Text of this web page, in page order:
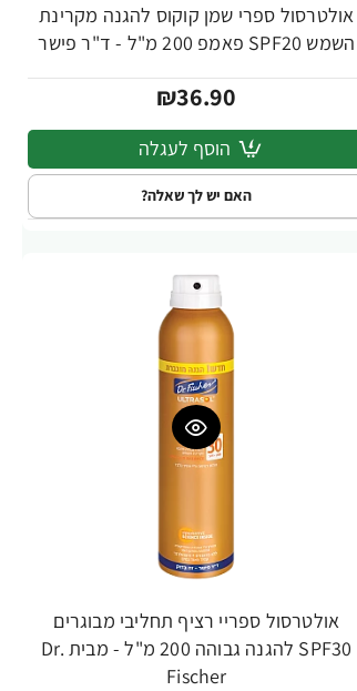
אולטרסול ספרי שמן קוקוס להגנה מקרינת
השמש SPF20 פאמפ 200 מ"ל - ד"ר פישר
₪36.90
הוסף לעגלה
האם יש לך שאלה?
אולטרסול ספריי רציף תחליבי מבוגרים
SPF30 להגנה גבוהה 200 מ"ל - מבית Dr.
Fischer